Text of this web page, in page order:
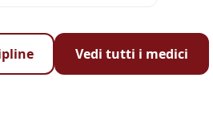
Vedi tutti i medici